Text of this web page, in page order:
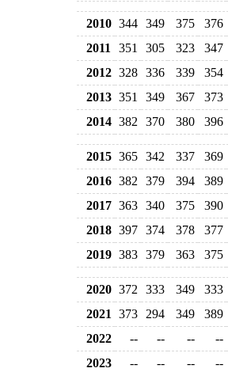
2010 344 349 375
376
2011
351 305 323
347
2012 328 336 339
354
2013 351 349 367
373
2014 382 370 380 396
2015 365 342 337
369
2016 382 379 394
389
2017 363 340 375
390
2018 397 374 378
377
2019 383 379 363 375
2020 372 333 349
333
2021
373 294 349
389
2022
-- -- --
--
2023
-- -- --
--